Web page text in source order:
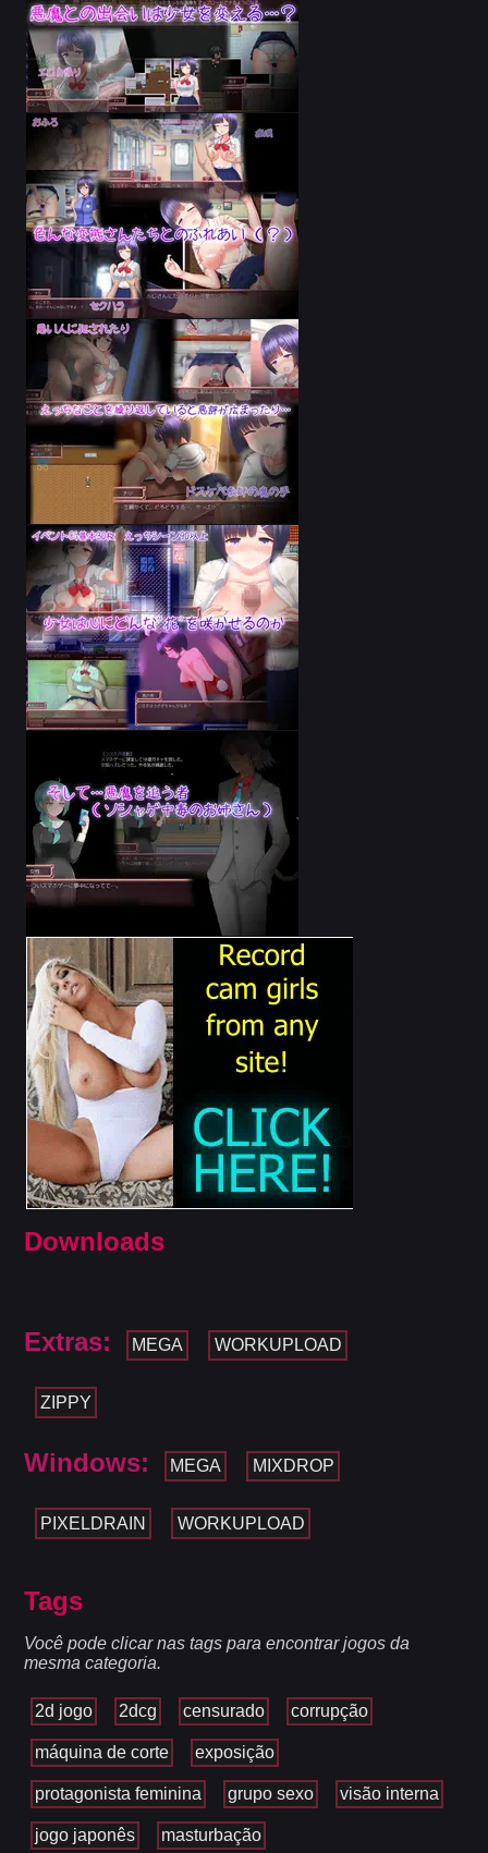
Downloads
Extras: MEGA WORKUPLOAD
ZIPPY
Windows: MEGA MIXDROP
PIXELDRAIN WORKUPLOAD
Tags
Você pode clicar nas tags para encontrar jogos da
mesma categoria.
2d jogo 2dcg censurado corrupção
máquina de corte exposição
protagonista feminina grupo sexo visão interna
jogo japonês masturbação